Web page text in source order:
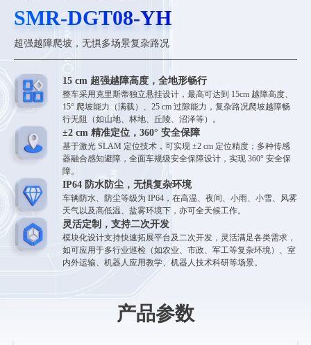
SMR-DGT08-YH
SMR-DGT08-YH
超强越障爬坡，无惧多场景复杂路况
15 cm 超强越障高度，全地形畅行
整车采用克里斯蒂独立悬挂设计，最高可达到 15cm 越障高度、
15° 爬坡能力（满载）、25 cm 过隙能力，复杂路况爬坡越障畅
行无阻（如山地、林地、丘陵、沼泽等）。
±2 cm 精准定位，360° 安全保障
基于激光 SLAM 定位技术，可实现 ±2 cm 定位精度；多种传感
器融合感知避障，全面车规级安全保障设计，实现 360° 安全保
障。
IP64 防水防尘，无惧复杂环境
车辆防水、防尘等级为 IP64，在高温、夜间、小雨、小雪、风雾
天气以及高低温、盐雾环境下，亦可全天候工作。
灵活定制，支持二次开发
模块化设计支持快速拓展平台及二次开发，灵活满足各类需求，
如可应用于多行业巡检（如农业、市政、军工等复杂环境）、室
内外运输、机器人应用教学、机器人技术科研等场景。
产品参数